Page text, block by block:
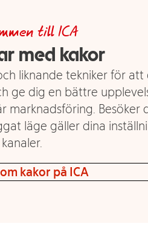
till ICA
med kakor
liknande tekniker för att
ge dig en bättre
marknadsföring. Besöker
läge gäller dina
kanaler.
kakor på ICA